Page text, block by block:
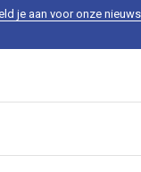
je aan voor onze